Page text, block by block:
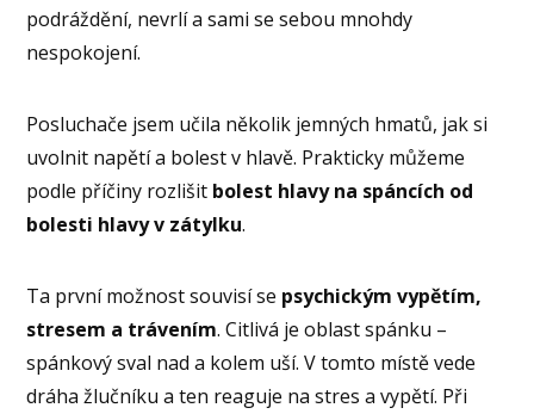
podráždění, nevrlí a sami se sebou mnohdy
nespokojení.
Posluchače jsem učila několik jemných hmatů, jak si
uvolnit napětí a bolest v hlavě. Prakticky můžeme
podle příčiny rozlišit bolest hlavy na spáncích od
bolesti hlavy v zátylku.
Ta první možnost souvisí se psychickým vypětím,
stresem a trávením. Citlivá je oblast spánku –
spánkový sval nad a kolem uší. V tomto místě vede
dráha žlučníku a ten reaguje na stres a vypětí. Při